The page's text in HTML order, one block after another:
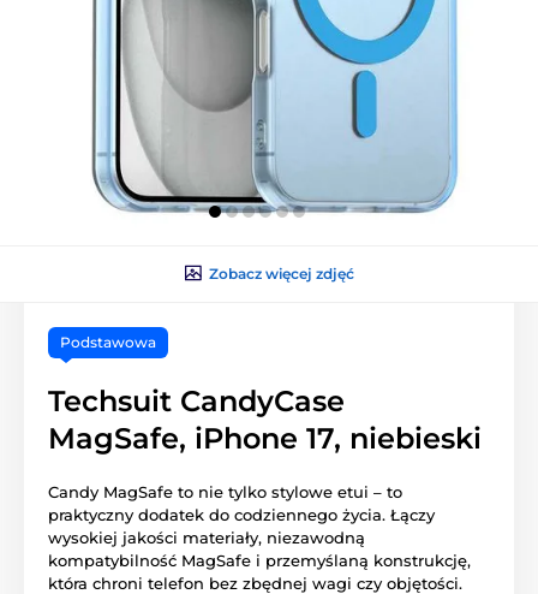
Zobacz więcej zdjęć
Podstawowa
Techsuit CandyCase
MagSafe, iPhone 17, niebieski
Candy MagSafe to nie tylko stylowe etui – to
praktyczny dodatek do codziennego życia. Łączy
wysokiej jakości materiały, niezawodną
kompatybilność MagSafe i przemyślaną konstrukcję,
która chroni telefon bez zbędnej wagi czy objętości.